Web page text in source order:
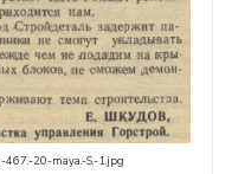
20-maya.-S.-1.jpg